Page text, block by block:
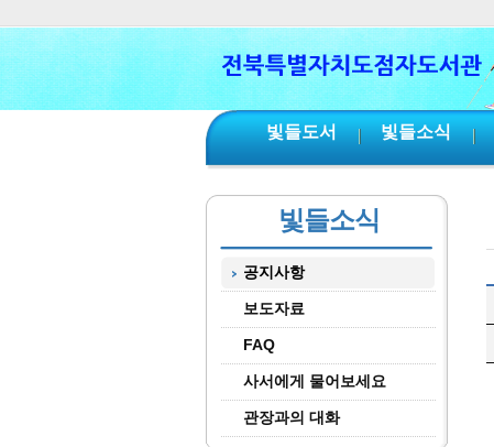
빛들도서 빛들소식
빛들소식
공지사항
보도자료
FAQ
사서에게 물어보세요
관장과의 대화